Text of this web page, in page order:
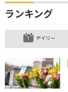
ランキング
デイリー